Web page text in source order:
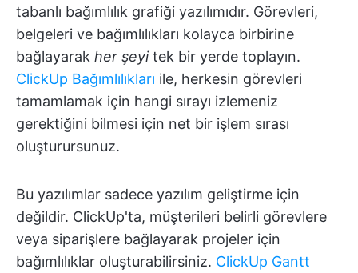
tabanlı bağımlılık grafiği yazılımıdır. Görevleri,
belgeleri ve bağımlılıkları kolayca birbirine
bağlayarak her şeyitek bir yerde toplayın.
ClickUp Bağımlılıkları ile, herkesin görevleri
tamamlamak için hangi sırayı izlemeniz
gerektiğini bilmesi için net bir işlem sırası
oluşturursunuz.
Bu yazılımlar sadece yazılım geliştirme için
değildir. ClickUp'ta, müşterileri belirli görevlere
veya siparişlere bağlayarak projeler için
bağımlılıklar oluşturabilirsiniz. ClickUp Gantt